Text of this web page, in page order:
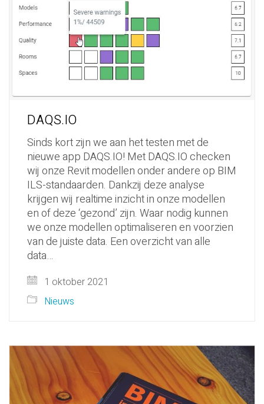
DAQS.IO
Sinds kort zijn we aan het testen met de
nieuwe app DAQS.IO! Met DAQS.IO checken
wij onze Revit modellen onder andere op BIM
ILS-standaarden. Dankzij deze analyse
krijgen wij realtime inzicht in onze modellen
en of deze ‘gezond’ zijn. Waar nodig kunnen
we onze modellen optimaliseren en voorzien
van de juiste data. Een overzicht van alle
data…
1 oktober 2021
Nieuws